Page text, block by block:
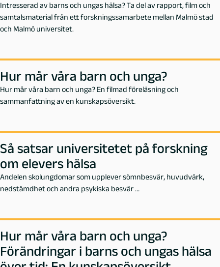
Intresserad av barns och ungas hälsa? Ta del av rapport, film och
samtalsmaterial från ett forskningssamarbete mellan Malmö stad
och Malmö universitet.
Hur mår våra barn och unga?
Hur mår våra barn och unga? En filmad föreläsning och
sammanfattning av en kunskapsöversikt.
Så satsar universitetet på forskning
om elevers hälsa
Andelen skolungdomar som upplever sömnbesvär, huvudvärk,
nedstämdhet och andra psykiska besvär …
Hur mår våra barn och unga?
Förändringar i barns och ungas hälsa